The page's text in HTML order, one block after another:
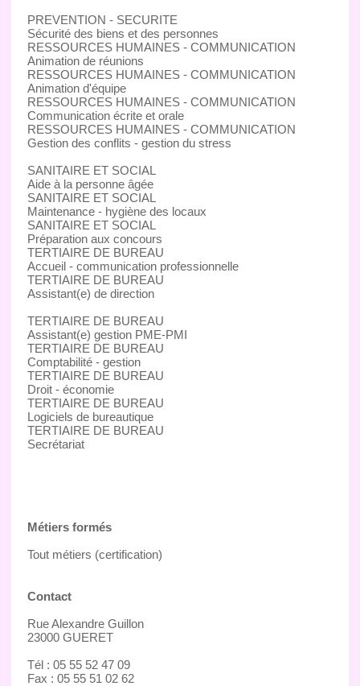
PREVENTION - SECURITE
Sécurité des biens et des personnes
RESSOURCES HUMAINES - COMMUNICATION
Animation de réunions
RESSOURCES HUMAINES - COMMUNICATION
Animation d'équipe
RESSOURCES HUMAINES - COMMUNICATION
Communication écrite et orale
RESSOURCES HUMAINES - COMMUNICATION
Gestion des conflits - gestion du stress
SANITAIRE ET SOCIAL
Aide à la personne âgée
SANITAIRE ET SOCIAL
Maintenance - hygiène des locaux
SANITAIRE ET SOCIAL
Préparation aux concours
TERTIAIRE DE BUREAU
Accueil - communication professionnelle
TERTIAIRE DE BUREAU
Assistant(e) de direction
TERTIAIRE DE BUREAU
Assistant(e) gestion PME-PMI
TERTIAIRE DE BUREAU
Comptabilité - gestion
TERTIAIRE DE BUREAU
Droit - économie
TERTIAIRE DE BUREAU
Logiciels de bureautique
TERTIAIRE DE BUREAU
Secrétariat
Métiers formés
Tout métiers (certification)
Contact
Rue Alexandre Guillon
23000 GUERET
Tél : 05 55 52 47 09
Fax : 05 55 51 02 62